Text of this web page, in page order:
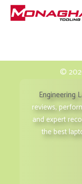
©
Engineering
reviews,
and expert
the best